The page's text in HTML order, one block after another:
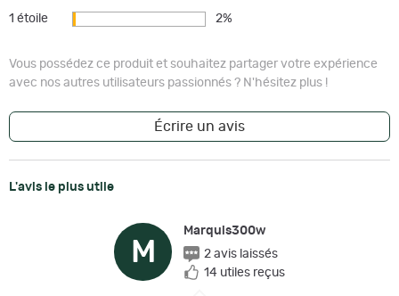
1 étoile 2%
Vous possédez ce produit et souhaitez partager votre expérience
avec nos autres utilisateurs passionnés ? N'hésitez plus !
Écrire un avis
L'avis le plus utile
M
Marquis300w
2 avis laissés
14 utiles reçus